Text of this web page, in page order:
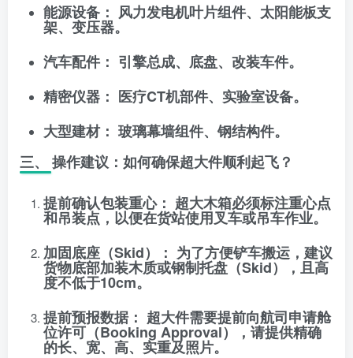
能源设备： 风力发电机叶片组件、太阳能板支
架、变压器。
汽车配件： 引擎总成、底盘、改装车件。
精密仪器： 医疗CT机部件、实验室设备。
大型建材： 玻璃幕墙组件、钢结构件。
三、 操作建议：如何确保超大件顺利起飞？
提前确认包装重心： 超大木箱必须标注重心点
和吊装点，以便在货站使用叉车或吊车作业。
加固底座（Skid）： 为了方便铲车搬运，建议
货物底部加装木质或钢制托盘（Skid），且高
度不低于10cm。
提前预报数据： 超大件需要提前向航司申请舱
位许可（Booking Approval），请提供精确
的长、宽、高、实重及照片。